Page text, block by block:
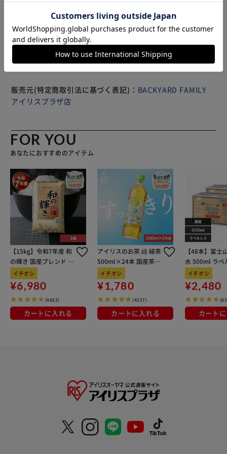
になります。
※製品は予告なく仕様を変更する場合がございます。あらか
じめご了承ください。
販売元(特定商取引法に基づく表記)： BACKYARD FAMILY
アイリスプラザ店
FOR YOU
あなたにおすすめのアイテム
【15kg】令和7年産 和
の輝き 国産ブレンド 5
kg×3袋
イチオシ
¥6,980
(4682)
カートに入れる
アイリスのお茶 綠 緑茶
500ml×24本 国産茶葉
100％使用
イチオシ
¥1,780
(4327)
カートに入れる
【48本】富士
水 500ml ラベ
イチオシ
¥2,480
カート